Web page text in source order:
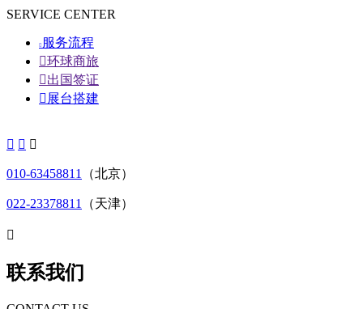
SERVICE CENTER
 服务流程
环球商旅
出国签证
 展台搭建
  
010-63458811 （北京）
022-23378811 （天津）

联系我们